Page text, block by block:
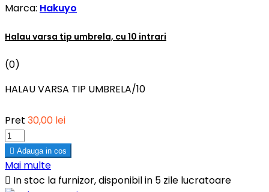
Marca: Hakuyo
Halau varsa tip umbrela, cu 10 intrari
(0)
HALAU VARSA TIP UMBRELA/10
Pret 30,00 lei
 Adauga in cos
Mai multe
 In stoc la furnizor, disponibil in 5 zile lucratoare